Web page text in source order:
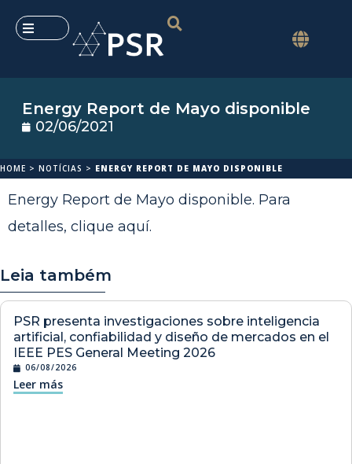
Energy Report de Mayo disponible
02/06/2021
HOME > NOTÍCIAS > ENERGY REPORT DE MAYO DISPONIBLE
Energy Report de Mayo disponible. Para
detalles, clique aquí.
Leia também
PSR presenta investigaciones sobre inteligencia
artificial, confiabilidad y diseño de mercados en el
IEEE PES General Meeting 2026
06/08/2026
Leer más